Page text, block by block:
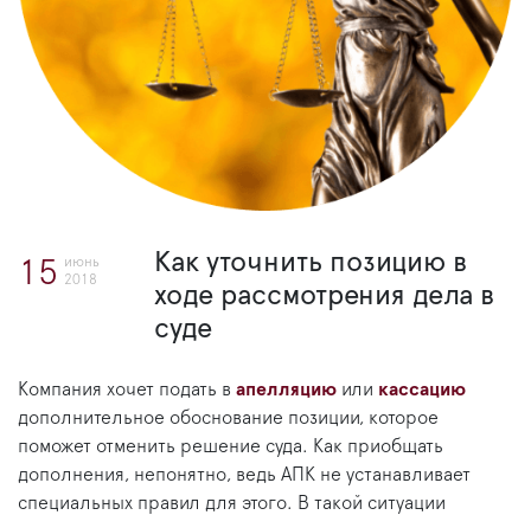
15
июнь
2018
Как уточнить позицию в
ходе рассмотрения дела в
суде
Компания хочет подать в апелляцию или кассацию
дополнительное обоснование позиции, которое
поможет отменить решение суда. Как приобщать
дополнения, непонятно, ведь АПК не устанавливает
специальных правил для этого. В такой ситуации